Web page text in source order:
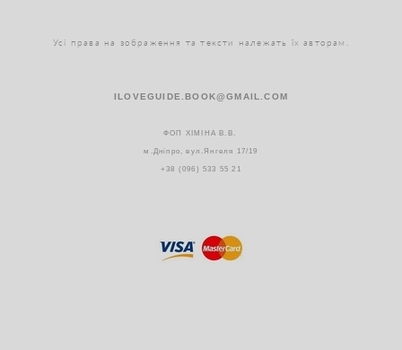
Усі права на зображення та тексти належать їх авторам.
ILOVEGUIDE.BOOK@GMAIL.COM
ФОП ХІМІНА В.В.
м.Дніпро, вул.Янгеля 17/19
+38 (096) 533 55 21